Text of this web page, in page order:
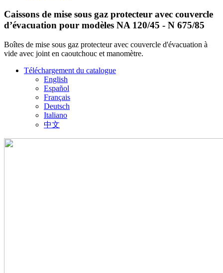
Caissons de mise sous gaz protecteur avec couvercle
d’évacuation pour modèles NA 120/45 - N 675/85
Boîtes de mise sous gaz protecteur avec couvercle d'évacuation à
vide avec joint en caoutchouc et manomètre.
Téléchargement du catalogue
English
Español
Français
Deutsch
Italiano
中文